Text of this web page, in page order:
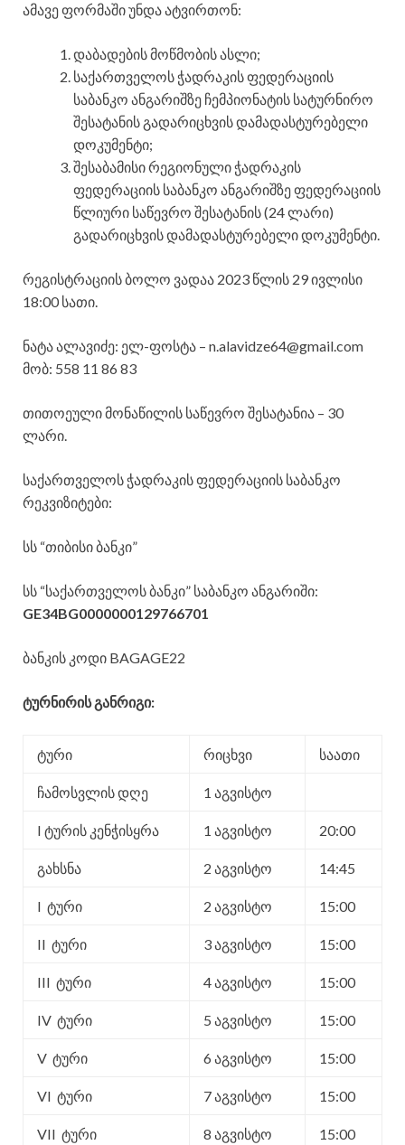
ამავე ფორმაში უნდა ატვირთონ:
დაბადების მოწმობის ასლი;
საქართველოს ჭადრაკის ფედერაციის
საბანკო ანგარიშზე ჩემპიონატის სატურნირო
შესატანის გადარიცხვის დამადასტურებელი
დოკუმენტი;
შესაბამისი რეგიონული ჭადრაკის
ფედერაციის საბანკო ანგარიშზე ფედერაციის
წლიური საწევრო შესატანის (24 ლარი)
გადარიცხვის დამადასტურებელი დოკუმენტი.
რეგისტრაციის ბოლო ვადაა 2023 წლის 29 ივლისი
18:00 სათი.
ნატა ალავიძე: ელ-ფოსტა – n.alavidze64@gmail.com
მობ: 558 11 86 83
თითოეული მონაწილის საწევრო შესატანია – 30
ლარი.
საქართველოს ჭადრაკის ფედერაციის საბანკო
რეკვიზიტები:
სს “თიბისი ბანკი”
სს “საქართველოს ბანკი” საბანკო ანგარიში:
GE34BG0000000129766701
ბანკის კოდი BAGAGE22
ტურნირის განრიგი:
ტური რიცხვი საათი
ჩამოსვლის დღე 1 აგვისტო
I ტურის კენჭისყრა 1 აგვისტო 20:00
გახსნა 2 აგვისტო 14:45
I ტური 2 აგვისტო 15:00
II ტური 3 აგვისტო 15:00
III ტური 4 აგვისტო 15:00
IV ტური 5 აგვისტო 15:00
V ტური 6 აგვისტო 15:00
VI ტური 7 აგვისტო 15:00
VII ტური 8 აგვისტო 15:00